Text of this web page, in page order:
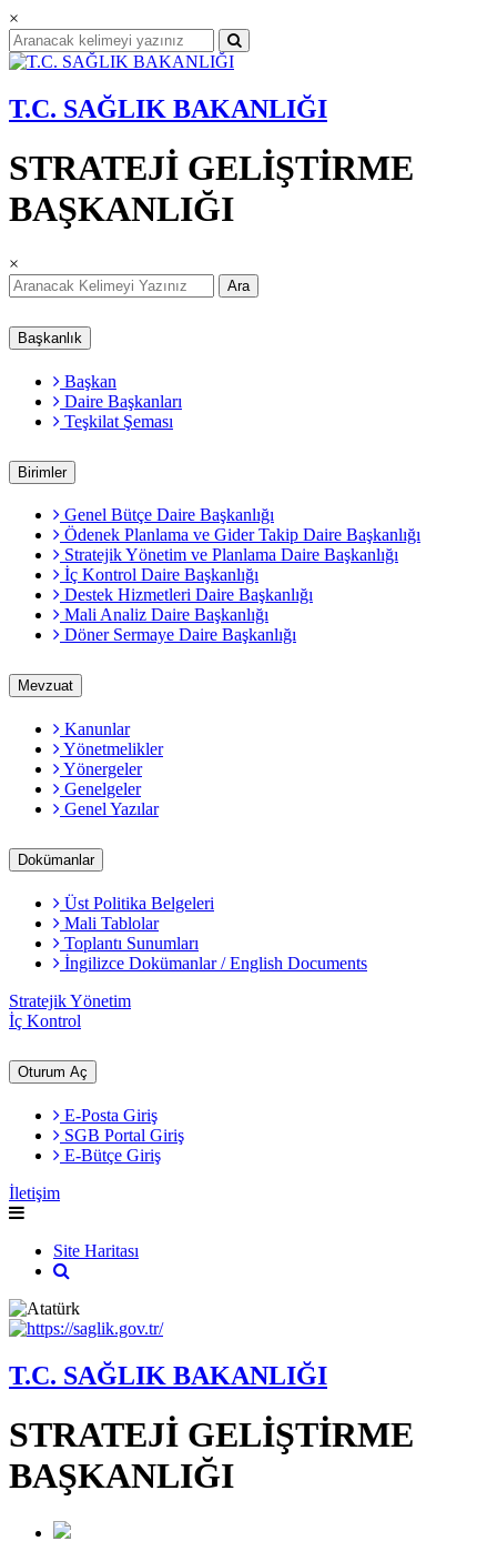
×
T.C. SAĞLIK BAKANLIĞI
STRATEJİ GELİŞTİRME
BAŞKANLIĞI
×
Ara
Başkanlık
Başkan
Daire Başkanları
Teşkilat Şeması
Birimler
Genel Bütçe Daire Başkanlığı
Ödenek Planlama ve Gider Takip Daire Başkanlığı
Stratejik Yönetim ve Planlama Daire Başkanlığı
İç Kontrol Daire Başkanlığı
Destek Hizmetleri Daire Başkanlığı
Mali Analiz Daire Başkanlığı
Döner Sermaye Daire Başkanlığı
Mevzuat
Kanunlar
Yönetmelikler
Yönergeler
Genelgeler
Genel Yazılar
Dokümanlar
Üst Politika Belgeleri
Mali Tablolar
Toplantı Sunumları
İngilizce Dokümanlar / English Documents
Stratejik Yönetim
İç Kontrol
Oturum Aç
E-Posta Giriş
SGB Portal Giriş
E-Bütçe Giriş
İletişim
Site Haritası
T.C. SAĞLIK BAKANLIĞI
STRATEJİ GELİŞTİRME
BAŞKANLIĞI